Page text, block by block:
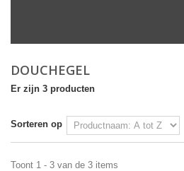
DOUCHEGEL
Er zijn 3 producten
Sorteren op
Toont 1 - 3 van de 3 items